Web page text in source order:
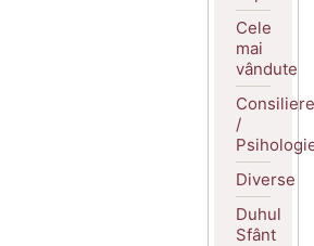
Cele
mai
vândute
Consiliere
/
Diverse
Duhul
Sfânt